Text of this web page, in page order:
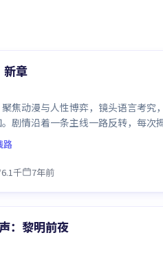
章
聚焦动漫与人性博弈，镜头语言考究
剧情沿着一条主线一路反转，每次
悬念感拉满。
6.1千 7年前
：黎明前夜